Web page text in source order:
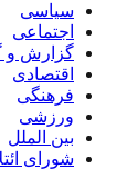
سیاسی
اجتماعی
گزارش و
اقتصادی
فرهنگی
ورزشی
بین الملل
شورای